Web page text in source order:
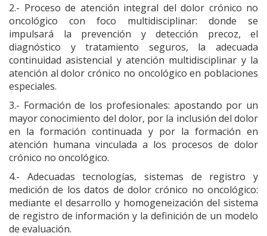
2.- Proceso de atención integral del dolor crónico no
oncológico con foco multidisciplinar: donde se
impulsará la prevención y detección precoz, el
diagnóstico y tratamiento seguros, la adecuada
continuidad asistencial y atención multidisciplinar y la
atención al dolor crónico no oncológico en poblaciones
especiales.
3.- Formación de los profesionales: apostando por un
mayor conocimiento del dolor, por la inclusión del dolor
en la formación continuada y por la formación en
atención humana vinculada a los procesos de dolor
crónico no oncológico.
4.- Adecuadas tecnologías, sistemas de registro y
medición de los datos de dolor crónico no oncológico:
mediante el desarrollo y homogeneización del sistema
de registro de información y la definición de un modelo
de evaluación.